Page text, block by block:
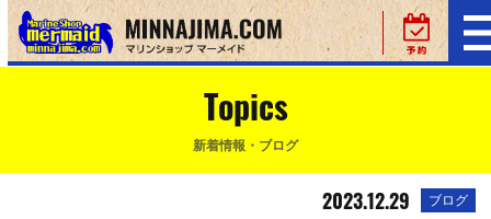
Topics
新着情報・ブログ
2023.12.29 ブログ